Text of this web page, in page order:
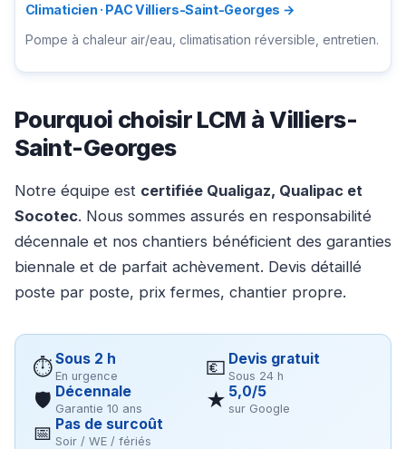
Climaticien · PAC Villiers-Saint-Georges →
Pompe à chaleur air/eau, climatisation réversible, entretien.
Pourquoi choisir LCM à Villiers-
Saint-Georges
Notre équipe est certifiée Qualigaz, Qualipac et
Socotec. Nous sommes assurés en responsabilité
décennale et nos chantiers bénéficient des garanties
biennale et de parfait achèvement. Devis détaillé
poste par poste, prix fermes, chantier propre.
⏱Sous 2 h
En urgence 💶 Devis gratuit
Sous 24 h
🛡 Décennale
Garantie 10 ans ★ 5,0/5
sur Google
📅 Pas de surcoût
Soir / WE / fériés